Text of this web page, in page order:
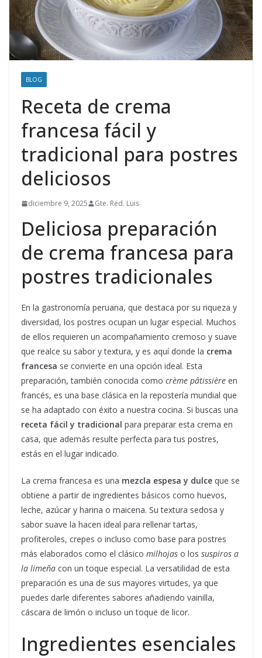
BLOG
Receta de crema
francesa fácil y
tradicional para postres
deliciosos
diciembre 9, 2025 Gte. Red. Luis
Deliciosa preparación
de crema francesa para
postres tradicionales
En la gastronomía peruana, que destaca por su riqueza y
diversidad, los postres ocupan un lugar especial. Muchos
de ellos requieren un acompañamiento cremoso y suave
que realce su sabor y textura, y es aquí donde la crema
francesa se convierte en una opción ideal. Esta
preparación, también conocida como crème pâtissière en
francés, es una base clásica en la repostería mundial que
se ha adaptado con éxito a nuestra cocina. Si buscas una
receta fácil y tradicional para preparar esta crema en
casa, que además resulte perfecta para tus postres,
estás en el lugar indicado.
La crema francesa es una mezcla espesa y dulce que se
obtiene a partir de ingredientes básicos como huevos,
leche, azúcar y harina o maicena. Su textura sedosa y
sabor suave la hacen ideal para rellenar tartas,
profiteroles, crepes o incluso como base para postres
más elaborados como el clásico milhojas o los suspiros a
la limeña con un toque especial. La versatilidad de esta
preparación es una de sus mayores virtudes, ya que
puedes darle diferentes sabores añadiendo vainilla,
cáscara de limón o incluso un toque de licor.
Ingredientes esenciales